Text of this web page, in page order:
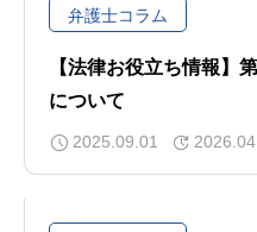
弁護士コラム
【法律お役立ち情報】
について
2025.09.01